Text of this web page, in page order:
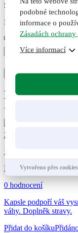
Skladem
Expedujeme do
bylinný
čaj,
Přidat do košíkuPřidáno
Doporučené
289
111
Bylinné kapsle
0 hodnocení
Kapsle podpoří váš
váhy. Doplněk stravy.
Přidat do košíku
podobné
informace o
Zásadách
Více informací
Vytvořeno přes